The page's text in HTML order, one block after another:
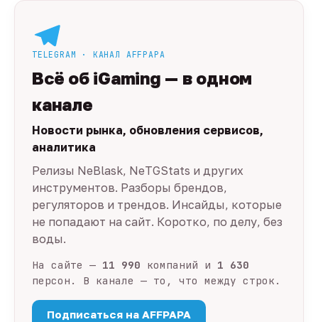
TELEGRAM · КАНАЛ AFFPAPA
Всё об iGaming — в одном
канале
Новости рынка, обновления сервисов,
аналитика
Релизы NeBlask, NeTGStats и других
инструментов. Разборы брендов,
регуляторов и трендов. Инсайды, которые
не попадают на сайт. Коротко, по делу, без
воды.
На сайте — 11 990 компаний и 1 630
персон. В канале — то, что между строк.
Подписаться на AFFPAPA